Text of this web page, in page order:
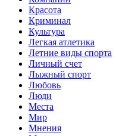
Красота
Криминал
Культура
Легкая атлетика
Летние виды спорта
Личный счет
Лыжный спорт
Любовь
Люди
Места
Мир
Мнения